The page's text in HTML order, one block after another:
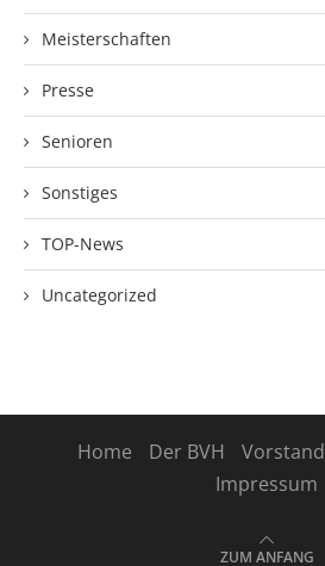
Meisterschaften
Presse
Senioren
Sonstiges
TOP-News
Uncategorized
Home Der BVH Vorstand
Impressum
ZUM ANFANG